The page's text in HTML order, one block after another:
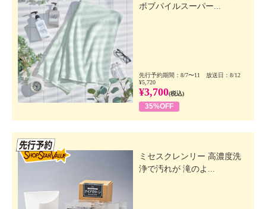
ボブパイルスーパー...
先行予約期間：8/7〜11 放送日：8/12
¥5,720
¥3,700(税込)
35%OFF
ミセスクレンリー 高濃度洗
浄で汚れが 滝のよ...